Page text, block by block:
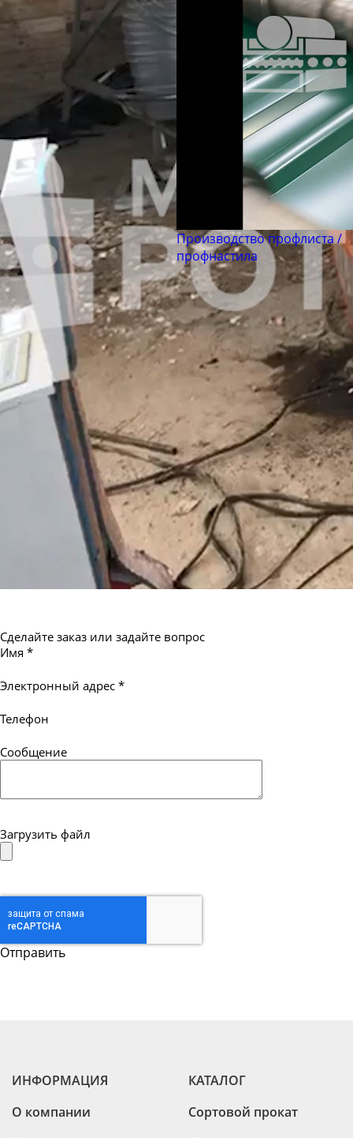
Производство профлиста /
профнастила
Сделайте заказ или задайте вопрос
Имя *
Электронный адрес *
Телефон
Сообщение
Загрузить файл
ИНФОРМАЦИЯ
О компании
КАТАЛОГ
Сортовой прокат